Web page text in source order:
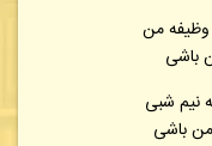
من
باشی
نیم شبی
باشی